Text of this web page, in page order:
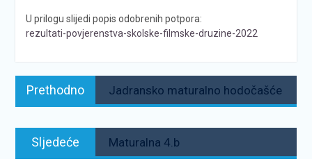
U prilogu slijedi popis odobrenih potpora:
rezultati-povjerenstva-skolske-filmske-druzine-2022
Navigacija
objava
Prethodno Jadransko maturalno hodočašće
Sljedeće Maturalna 4.b